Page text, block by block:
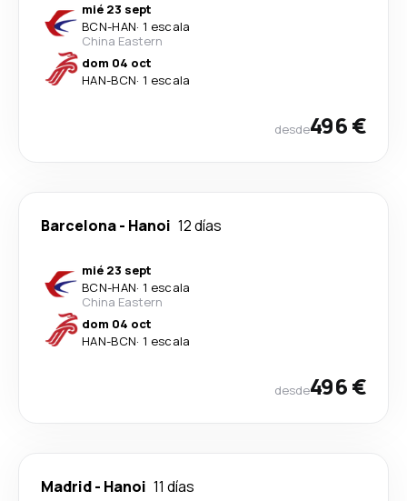
mié 23 sept
BCN-HAN· 1 escala
China Eastern
dom 04 oct
HAN-BCN· 1 escala
desde496 €
Barcelona- Hanoi 12 días
mié 23 sept
BCN-HAN· 1 escala
China Eastern
dom 04 oct
HAN-BCN· 1 escala
desde496 €
Madrid- Hanoi 11 días